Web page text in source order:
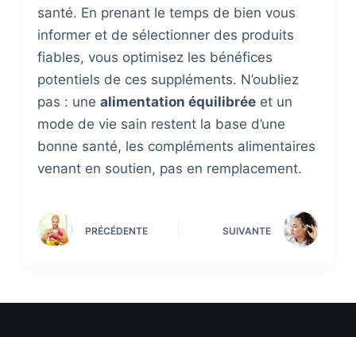
santé. En prenant le temps de bien vous
informer et de sélectionner des produits
fiables, vous optimisez les bénéfices
potentiels de ces suppléments. N’oubliez
pas : une alimentation équilibréeet un
mode de vie sain restent la base d’une
bonne santé, les compléments alimentaires
venant en soutien, pas en remplacement.
PRÉCÉDENTE SUIVANTE